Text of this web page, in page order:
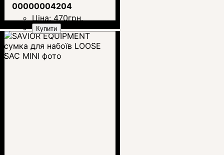
00000004204
Ціна: 470грн.
Купити